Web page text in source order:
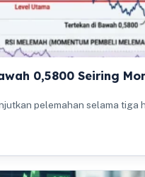
0,5800 Seiring
pelemahan selama